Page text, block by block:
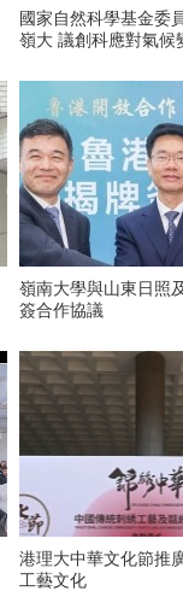
國家自然科學基金委
嶺大 議創科應對氣
嶺南大學與山東日照
簽合作協議
港理大中華文化節推
工藝文化